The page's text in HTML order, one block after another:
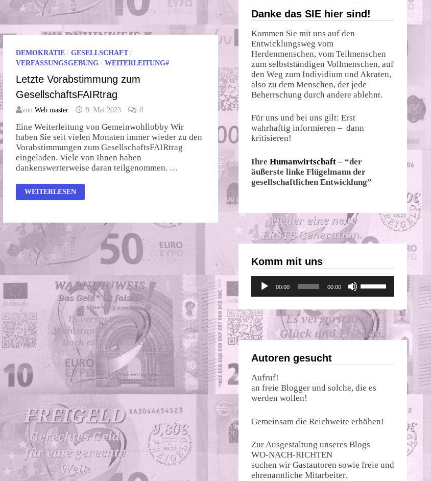
DEMOKRATIE/ GESELLSCHAFT/
VERFASSUNGSGEBUNG/ WEITERLEITUNG#
Letzte Vorabstimmung zum
GesellschaftsFAIRtrag
von Web master 9. Mai 2023 0
Eine Weiterleitung von Gemeinwohllobby Wir
haben Sie seit vielen Monaten immer wieder zu den
Vorabstimmungen zum GesellschaftsFAIRtrag
eingeladen. Viele von Ihnen haben
dankenswerterweise daran teilgenommen. …
LETZTE
VORABSTIMMUNG
WEITERLESEN
Danke das SIE hier sind!
Kommen Sie mit uns auf den
Entwicklungsweg vom
Herdenmenschen, vom Teilmenschen
zum selbstständigen Vollmenschen, auf
den Weg zum Individium und Akraten,
also zu dem Menschen, der jede
Beherrschung durch andere ablehnt.
Für uns und bei uns gilt: Erst
wahrhaftig informieren – dann
kritisieren!
Ihre Humanwirtschaft – “der
äußerste linke Flügelmann der
gesellschaftlichen Entwicklung”
Komm mit uns
Audio-
Player
00:00 00:00
Hoch/Runter
um
die
Lautstärke
zu
Autoren gesucht
Aufruf!
an freie Blogger und solche, die es
werden wollen!
Gemeinsam die Reichweite erhöhen!
Zur Ausgestaltung unseres Blogs
WO-NACH-RICHTEN
suchen wir Gastautoren sowie freie und
ehrenamtliche Mitarbeiter.